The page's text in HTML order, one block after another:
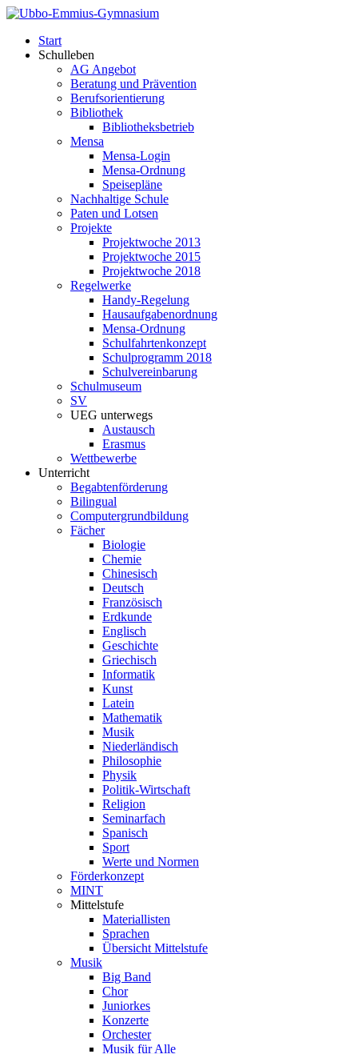
Start
Schulleben
AG Angebot
Beratung und Prävention
Berufsorientierung
Bibliothek
Bibliotheksbetrieb
Mensa
Mensa-Login
Mensa-Ordnung
Speisepläne
Nachhaltige Schule
Paten und Lotsen
Projekte
Projektwoche 2013
Projektwoche 2015
Projektwoche 2018
Regelwerke
Handy-Regelung
Hausaufgabenordnung
Mensa-Ordnung
Schulfahrtenkonzept
Schulprogramm 2018
Schulvereinbarung
Schulmuseum
SV
UEG unterwegs
Austausch
Erasmus
Wettbewerbe
Unterricht
Begabtenförderung
Bilingual
Computergrundbildung
Fächer
Biologie
Chemie
Chinesisch
Deutsch
Französisch
Erdkunde
Englisch
Geschichte
Griechisch
Informatik
Kunst
Latein
Mathematik
Musik
Niederländisch
Philosophie
Physik
Politik-Wirtschaft
Religion
Seminarfach
Spanisch
Sport
Werte und Normen
Förderkonzept
MINT
Mittelstufe
Materiallisten
Sprachen
Übersicht Mittelstufe
Musik
Big Band
Chor
Juniorkes
Konzerte
Orchester
Musik für Alle